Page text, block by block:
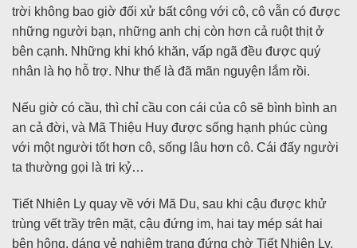
trời không bao giờ đối xử bất công với cô, cô vẫn có được
những người bạn, những anh chị còn hơn cả ruột thịt ở
bên cạnh. Những khi khó khăn, vấp ngã đều được quý
nhân là họ hỗ trợ. Như thế là đã mãn nguyện lắm rồi.
Nếu giờ có cầu, thì chỉ cầu con cái của cô sẽ bình bình an
an cả đời, và Mã Thiệu Huy được sống hạnh phúc cùng
với một người tốt hơn cô, sống lâu hơn cô. Cái đấy người
ta thường gọi là tri kỷ…
Tiết Nhiên Ly quay về với Mã Du, sau khi cậu được khử
trùng vết trầy trên mặt, cậu đứng im, hai tay mép sát hai
bên hông, dáng vẻ nghiêm trang đứng chờ Tiết Nhiên Ly.